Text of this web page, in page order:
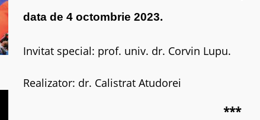
data de 4 octombrie 2023.
Invitat special: prof. univ. dr. Corvin Lupu.
Realizator: dr. Calistrat Atudorei
***